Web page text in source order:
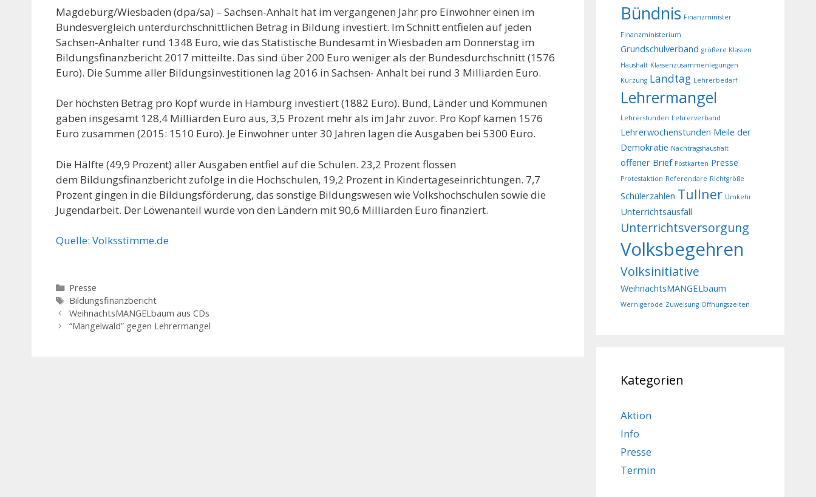
Magdeburg/Wiesbaden (dpa/sa) – Sachsen-Anhalt hat im vergangenen Jahr pro Einwohner einen im
Bundesvergleich unterdurchschnittlichen Betrag in Bildung investiert. Im Schnitt entfielen auf jeden
Sachsen-Anhalter rund 1348 Euro, wie das Statistische Bundesamt in Wiesbaden am Donnerstag im
Bildungsfinanzbericht 2017 mitteilte. Das sind über 200 Euro weniger als der Bundesdurchschnitt (1576
Euro). Die Summe aller Bildungsinvestitionen lag 2016 in Sachsen- Anhalt bei rund 3 Milliarden Euro.
Der höchsten Betrag pro Kopf wurde in Hamburg investiert (1882 Euro). Bund, Länder und Kommunen
gaben insgesamt 128,4 Milliarden Euro aus, 3,5 Prozent mehr als im Jahr zuvor. Pro Kopf kamen 1576
Euro zusammen (2015: 1510 Euro). Je Einwohner unter 30 Jahren lagen die Ausgaben bei 5300 Euro.
Die Hälfte (49,9 Prozent) aller Ausgaben entfiel auf die Schulen. 23,2 Prozent flossen
dem Bildungsfinanzbericht zufolge in die Hochschulen, 19,2 Prozent in Kindertageseinrichtungen. 7,7
Prozent gingen in die Bildungsförderung, das sonstige Bildungswesen wie Volkshochschulen sowie die
Jugendarbeit. Der Löwenanteil wurde von den Ländern mit 90,6 Milliarden Euro finanziert.
Quelle: Volksstimme.de
Kategorien
Presse
Schlagwörter
Bildungsfinanzbericht
Beitrags-
Navigation
WeihnachtsMANGELbaum aus CDs
“Mangelwald” gegen Lehrermangel
Bündnis Finanzminister
Finanzministerium
Grundschulverband größere Klassen
Haushalt Klassenzusammenlegungen
Kürzung Landtag Lehrerbedarf
Lehrermangel
Lehrerstunden Lehrerverband
Lehrerwochenstunden Meile der
Demokratie Nachtragshaushalt
offener Brief Postkarten Presse
Protestaktion Referendare Richtgröße
Schülerzahlen Tullner Umkehr
Unterrichtsausfall
Unterrichtsversorgung
Volksbegehren
Volksinitiative
WeihnachtsMANGELbaum
Wernigerode Zuweisung Öffnungszeiten
Kategorien
Aktion
Info
Presse
Termin